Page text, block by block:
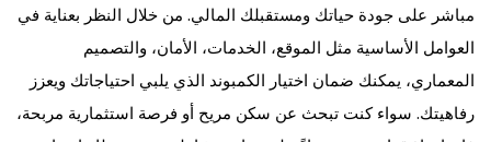
مباشر على جودة حياتك ومستقبلك المالي. من خلال النظر بعناية في
العوامل الأساسية مثل الموقع، الخدمات، الأمان، والتصميم
المعماري، يمكنك ضمان اختيار الكمبوند الذي يلبي احتياجاتك ويعزز
رفاهيتك. سواء كنت تبحث عن سكن مريح أو فرصة استثمارية مربحة،